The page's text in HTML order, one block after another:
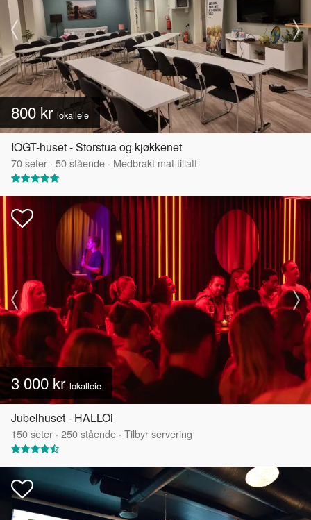
800 kr lokalleie
IOGT-huset - Storstua og kjøkkenet
70seter · 50stående · Medbrakt mat tillatt
3 000 kr lokalleie
Jubelhuset - HALLOi
150seter · 250stående · Tilbyr servering